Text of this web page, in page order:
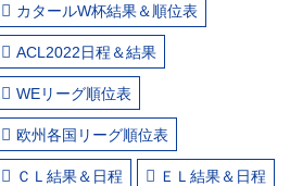
カタールW杯結果＆順位表
ACL2022日程＆結果
WEリーグ順位表
欧州各国リーグ順位表
ＣＬ結果＆日程 ＥＬ結果＆日程